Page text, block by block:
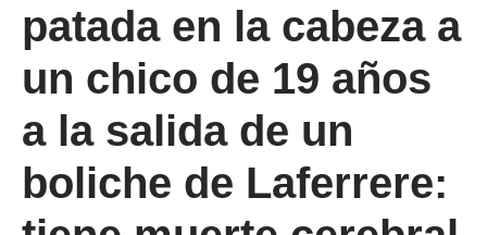
patada en la cabeza a
un chico de 19 años
a la salida de un
boliche de Laferrere: